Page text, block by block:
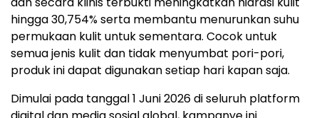
hingga 30,754% serta membantu menurunkan suhu
permukaan kulit untuk sementara. Cocok untuk
semua jenis kulit dan tidak menyumbat pori-pori,
produk ini dapat digunakan setiap hari kapan saja.
Dimulai pada tanggal 1 Juni 2026 di seluruh platform